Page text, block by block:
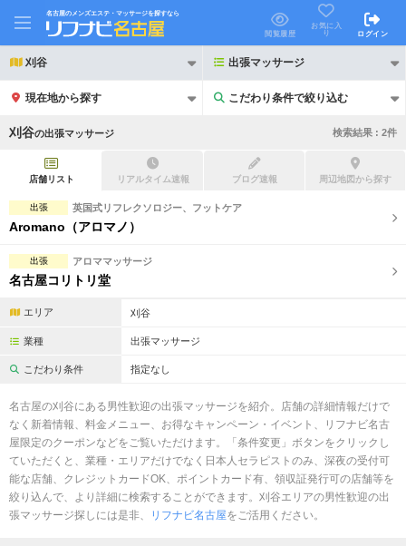
名古屋のメンズエステ・マッサージを探すなら
閲覧履歴
お気に入
り
ログイン
刈谷 出張マッサージ
現在地から探す こだわり条件で絞り込む
こだわり条件で絞り込む
21時以降も受付
初回割引あり
団体割引
キャッシュレス決済OK
2名様歓迎
完全個室 半個室あり
ペアルームあり シャワー室完備
フットバスあり 岩盤浴あり
専用駐車場あり 有資格者在籍
刈谷の出張マッサージ 検索結果 : 2件
店舗リスト リアルタイム速報 ブログ速報 周辺地図から探す
出張 英国式リフレクソロジー、フットケア
Aromano（アロマノ）
出張 アロママッサージ
名古屋コリトリ堂
エリア 刈谷
業種 出張マッサージ
こだわり条件 指定なし
名古屋の刈谷にある男性歓迎の出張マッサージを紹介。店舗の詳細情報だけで
なく新着情報、料金メニュー、お得なキャンペーン・イベント、リフナビ名古
屋限定のクーポンなどをご覧いただけます。「条件変更」ボタンをクリックし
ていただくと、業種・エリアだけでなく日本人セラピストのみ、深夜の受付可
能な店舗、クレジットカードOK、ポイントカード有、領収証発行可の店舗等を
絞り込んで、より詳細に検索することができます。刈谷エリアの男性歓迎の出
張マッサージ探しには是非、
リフナビ名古屋をご活用ください。